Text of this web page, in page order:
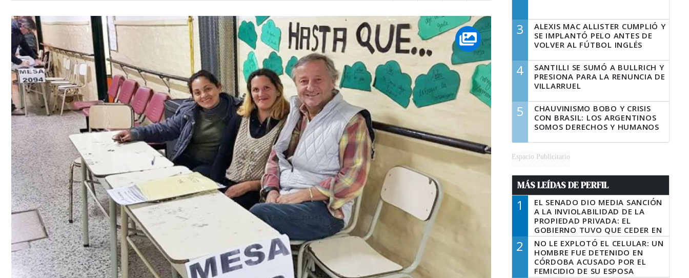
3
ALEXIS MAC ALLISTER CUMPLIÓ Y
SE IMPLANTÓ PELO ANTES DE
VOLVER AL FÚTBOL INGLÉS
4
SANTILLI SE SUMÓ A BULLRICH Y
PRESIONA PARA LA RENUNCIA DE
VILLARRUEL
5
CHAUVINISMO BOBO Y CRISIS
CON BRASIL: LOS ARGENTINOS
SOMOS DERECHOS Y HUMANOS
Espacio Publicitario
MÁS LEÍDAS DE PERFIL
1
EL SENADO DIO MEDIA SANCIÓN
A LA INVIOLABILIDAD DE LA
PROPIEDAD PRIVADA: EL
GOBIERNO TUVO QUE CEDER EN
LA LEY DEL MANEJO DEL FUEGO
2
NO LE EXPLOTÓ EL CELULAR: UN
HOMBRE FUE DETENIDO EN
CÓRDOBA ACUSADO POR EL
FEMICIDIO DE SU ESPOSA